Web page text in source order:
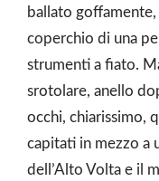
ballato goffamente,
coperchio di una
strumenti a fiato.
srotolare, anello
occhi, chiarissimo,
capitati in mezzo a
dell’Alto Volta e il